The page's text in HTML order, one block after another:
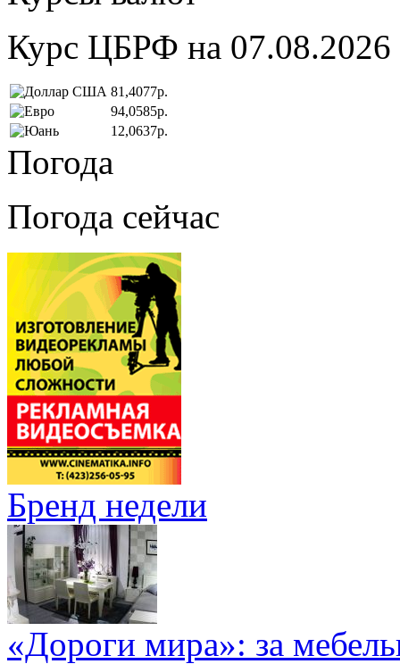
Курс ЦБРФ на 07.08.2026
81,4077р.
94,0585р.
12,0637р.
Погода
Погода сейчас
Бренд недели
«Дороги мира»: за